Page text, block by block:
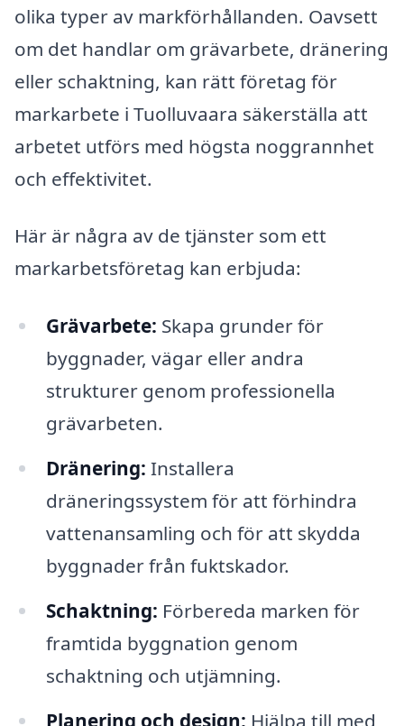
olika typer av markförhållanden. Oavsett
om det handlar om grävarbete, dränering
eller schaktning, kan rätt företag för
markarbete i Tuolluvaara säkerställa att
arbetet utförs med högsta noggrannhet
och effektivitet.
Här är några av de tjänster som ett
markarbetsföretag kan erbjuda:
Grävarbete: Skapa grunder för
byggnader, vägar eller andra
strukturer genom professionella
grävarbeten.
Dränering: Installera
dräneringssystem för att förhindra
vattenansamling och för att skydda
byggnader från fuktskador.
Schaktning: Förbereda marken för
framtida byggnation genom
schaktning och utjämning.
Planering och design: Hjälpa till med